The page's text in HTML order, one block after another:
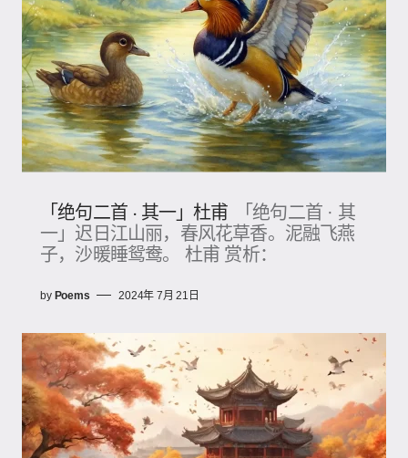
「绝句二首 · 其一」杜甫
「绝句二首 · 其
一」迟日江山丽，春风花草香。泥融飞燕
子，沙暖睡鸳鸯。 杜甫 赏析：
by Poems 2024年 7月 21日